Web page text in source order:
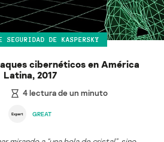
SEGURIDAD DE KASPERSKY
cibernéticos en América
Latina, 2017
4lectura de un minuto
GREAT